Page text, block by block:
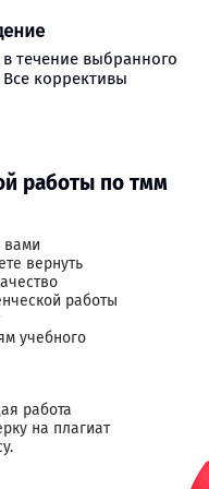
течение выбранного
коррективы
работы по тмм
вами
вернуть
работы
учебного
работа
на плагиат